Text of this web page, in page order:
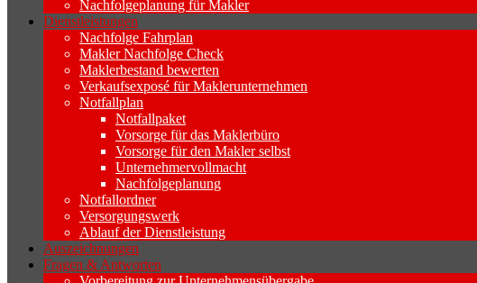
Nachfolgeplanung für Makler
Dienstleistungen
Nachfolge Fahrplan
Makler Nachfolge Check
Maklerbestand bewerten
Verkaufsexposé für Maklerunternehmen
Notfallplan
Notfallpaket
Vorsorge für das Maklerbüro
Vorsorge für den Makler selbst
Unternehmervollmacht
Nachfolgeplanung
Notfallordner
Versorgungswerk
Ablauf der Dienstleistung
Auszeichnungen
Fragen & Antworten